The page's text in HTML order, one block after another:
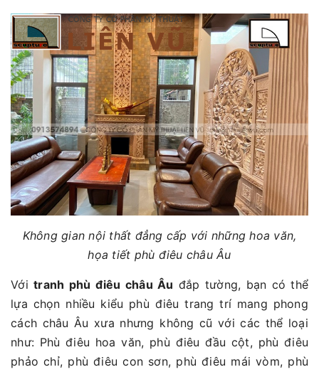
Không gian nội thất đẳng cấp với những hoa văn,
họa tiết phù điêu châu Âu
Với tranh phù điêu châu Âu đắp tường, bạn có thể
lựa chọn nhiều kiểu phù điêu trang trí mang phong
cách châu Âu xưa nhưng không cũ với các thể loại
như: Phù điêu hoa văn, phù điêu đầu cột, phù điêu
phảo chỉ, phù điêu con sơn, phù điêu mái vòm, phù